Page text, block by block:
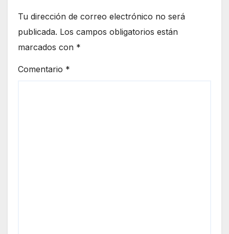
Tu dirección de correo electrónico no será
publicada. Los campos obligatorios están
marcados con *
Comentario *